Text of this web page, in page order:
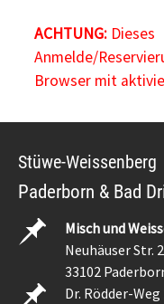
ACHTUNG:Dieses
Anmelde/
Browser mit
Stüwe-Weissenberg
Paderborn & Bad
Misch und
Neuhäuser Str.
33102
Dr. Rödder-Weg